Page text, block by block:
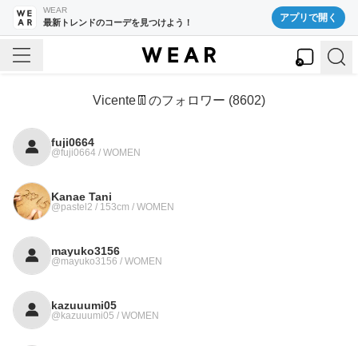
WEAR
最新トレンドのコーデを見つけよう！ アプリで開く
Vicente👖 のフォロワー (8602)
fuji0664
@fuji0664 / WOMEN
Kanae Tani
@pastel2 / 153cm / WOMEN
mayuko3156
@mayuko3156 / WOMEN
kazuuumi05
@kazuuumi05 / WOMEN